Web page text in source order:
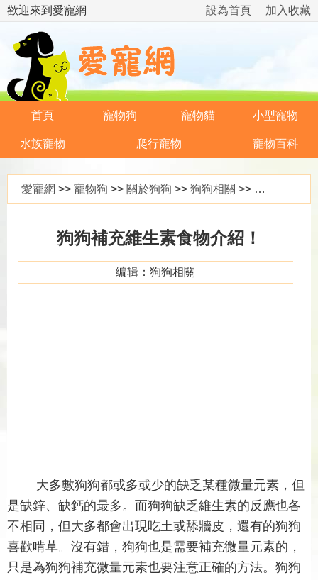
歡迎來到愛寵網 加入收藏
設為首頁
首頁 寵物狗 寵物貓 小型寵物
水族寵物 爬行寵物 寵物百科
愛寵網 >> 寵物狗 >> 關於狗狗 >> 狗狗相關 >> 狗狗補充維生素食物介紹！
狗狗補充維生素食物介紹！
编辑：狗狗相關
大多數狗狗都或多或少的缺乏某種微量元素，但
是缺鋅、缺鈣的最多。而狗狗缺乏維生素的反應也各
不相同，但大多都會出現吃土或舔牆皮，還有的狗狗
喜歡啃草。沒有錯，狗狗也是需要補充微量元素的，
只是為狗狗補充微量元素也要注意正確的方法。狗狗